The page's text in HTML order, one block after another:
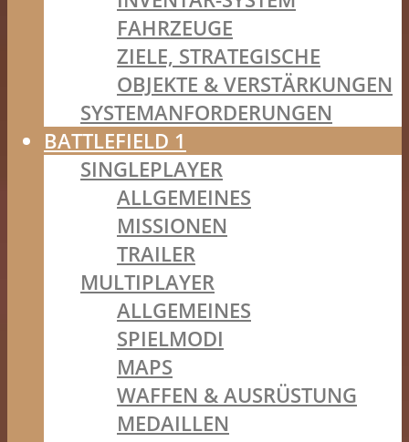
FAHRZEUGE
ZIELE, STRATEGISCHE
OBJEKTE & VERSTÄRKUNGEN
SYSTEMANFORDERUNGEN
BATTLEFIELD 1
SINGLEPLAYER
ALLGEMEINES
MISSIONEN
TRAILER
MULTIPLAYER
ALLGEMEINES
SPIELMODI
MAPS
WAFFEN & AUSRÜSTUNG
MEDAILLEN